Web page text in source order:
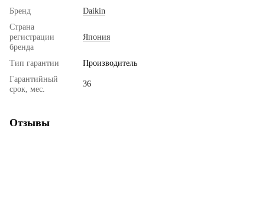
Бренд
Daikin
Страна
регистрации
бренда
Япония
Тип гарантии
Производитель
Гарантийный
срок, мес.
36
Отзывы